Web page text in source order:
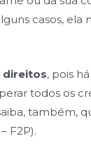
casos, ela
direitos, pois
todos os
também,
F2P).